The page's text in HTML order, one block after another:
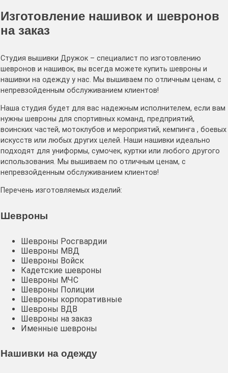
Изготовление нашивок и шевронов
на заказ
Студия вышивки Дружок – специалист по изготовлению
шевронов и нашивок, вы всегда можете купить шевроны и
нашивки на одежду у нас. Мы вышиваем по отличным ценам, с
непревзойденным обслуживанием клиентов!
Наша студия будет для вас надежным исполнителем, если вам
нужны шевроны для спортивных команд, предприятий,
воинских частей, мотоклубов и мероприятий, кемпинга , боевых
искусств или любых других целей. Наши нашивки идеально
подходят для униформы, сумочек, куртки или любого другого
использования. Мы вышиваем по отличным ценам, с
непревзойденным обслуживанием клиентов!
Перечень изготовляемых изделий:
Шевроны
Шевроны Росгвардии
Шевроны МВД
Шевроны Войск
Кадетские шевроны
Шевроны МЧС
Шевроны Полиции
Шевроны корпоративные
Шевроны ВДВ
Шевроны на заказ
Именные шевроны
Нашивки на одежду